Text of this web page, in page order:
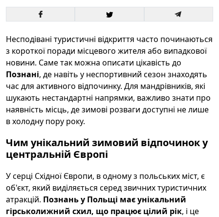
Несподівані туристичні відкриття часто починаються
з короткої поради місцевого жителя або випадкової
новини. Саме так можна описати цікавість до
Познані, де навіть у неспортивний сезон знаходять
час для активного відпочинку. Для мандрівників, які
шукають нестандартні напрямки, важливо знати про
наявність місць, де зимові розваги доступні не лише
в холодну пору року.
Чим унікальний зимовий відпочинок у
центральній Європі
У серці Східної Європи, в одному з польських міст, є
об'єкт, який виділяється серед звичних туристичних
атракцій. Познань у Польщі має унікальний
гірськолижний схил, що працює цілий рік, і це